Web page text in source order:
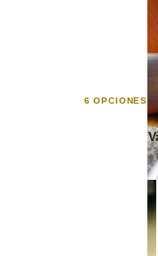
Quesos de
6 OPCIONES